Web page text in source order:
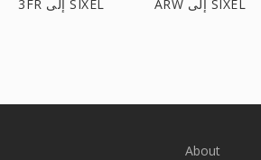
3FR إلى SIXEL ARW إلى SIXEL
About